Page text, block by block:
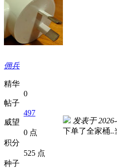
佣兵
精华
0
帖子
497
威望
0 点
积分
525 点
种子
发表于
下单了全家桶..